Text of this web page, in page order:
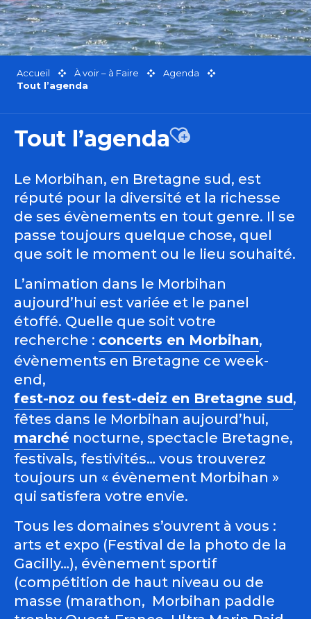
Accueil À voir – à Faire
Agenda
Tout l’agenda
Tout l’agendaAjouter aux
Le Morbihan, en Bretagne sud, est
réputé pour la diversité et la richesse
de ses évènements en tout genre. Il se
passe toujours quelque chose, quel
que soit le moment ou le lieu souhaité.
L’animation dans le Morbihan
aujourd’hui est variée et le panel
étoffé. Quelle que soit votre
recherche : concerts en Morbihan,
évènements en Bretagne ce week-
end,
fest-noz ou fest-deiz en Bretagne sud,
fêtes dans le Morbihan aujourd’hui,
marché nocturne, spectacle Bretagne,
festivals, festivités… vous trouverez
toujours un « évènement Morbihan »
qui satisfera votre envie.
Tous les domaines s’ouvrent à vous :
arts et expo (Festival de la photo de la
Gacilly…), évènement sportif
(compétition de haut niveau ou de
masse (marathon, Morbihan paddle